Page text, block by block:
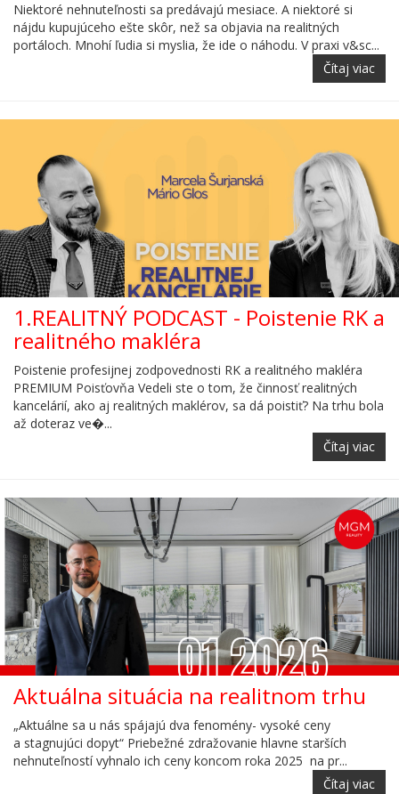
Niektoré nehnuteľnosti sa predávajú mesiace. A niektoré si
nájdu kupujúceho ešte skôr, než sa objavia na realitných
portáloch. Mnohí ľudia si myslia, že ide o náhodu. V praxi v&sc...
Čítaj viac
1.REALITNÝ PODCAST - Poistenie RK a
realitného makléra
Poistenie profesijnej zodpovednosti RK a realitného makléra
PREMIUM Poisťovňa Vedeli ste o tom, že činnosť realitných
kancelárií, ako aj realitných maklérov, sa dá poistiť? Na trhu bola
až doteraz ve�...
Čítaj viac
Aktuálna situácia na realitnom trhu
„Aktuálne sa u nás spájajú dva fenomény- vysoké ceny
a stagnujúci dopyt“ Priebežné zdražovanie hlavne starších
nehnuteľností vyhnalo ich ceny koncom roka 2025 na pr...
Čítaj viac